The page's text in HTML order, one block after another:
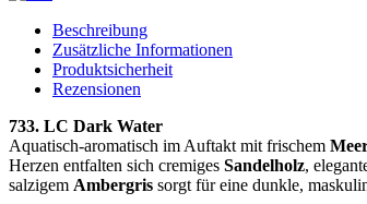
Beschreibung
Zusätzliche Informationen
Produktsicherheit
Rezensionen
733. LC Dark Water
Aquatisch-aromatisch im Auftakt mit frischem
Herzen entfalten sich cremiges Sandelholz,
salzigem Ambergris sorgt für eine dunkle,